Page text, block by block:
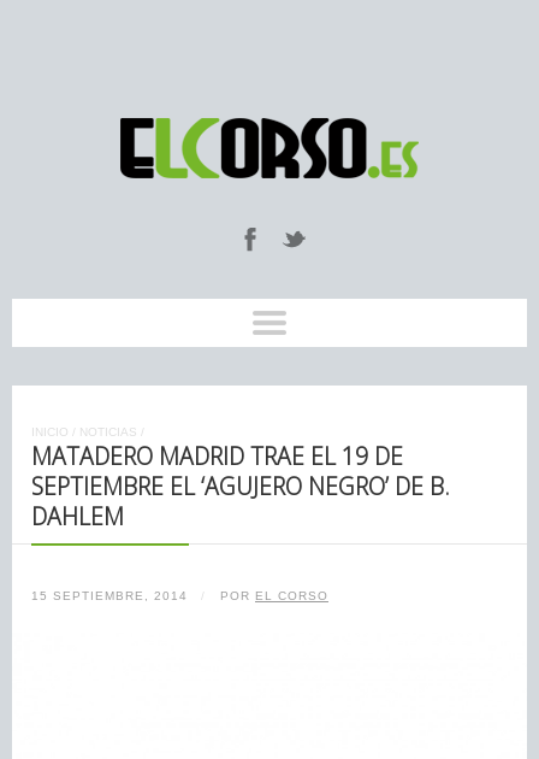
INICIO / NOTICIAS /
MATADERO MADRID TRAE EL 19 DE
SEPTIEMBRE EL ‘AGUJERO NEGRO’ DE B.
DAHLEM
15 SEPTIEMBRE, 2014 / POR EL CORSO